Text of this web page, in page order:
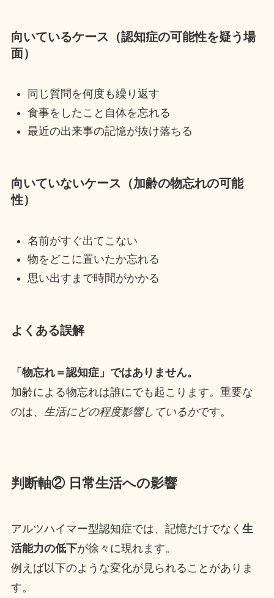
向いているケース（認知症の可能性を疑う場
面）
同じ質問を何度も繰り返す
食事をしたこと自体を忘れる
最近の出来事の記憶が抜け落ちる
向いていないケース（加齢の物忘れの可能
性）
名前がすぐ出てこない
物をどこに置いたか忘れる
思い出すまで時間がかかる
よくある誤解
「物忘れ＝認知症」ではありません。
加齢による物忘れは誰にでも起こります。重要な
のは、 生活にどの程度影響しているかです。
判断軸② 日常生活への影響
アルツハイマー型認知症では、記憶だけでなく 生
活能力の低下が徐々に現れます。
例えば以下のような変化が見られることがありま
す。